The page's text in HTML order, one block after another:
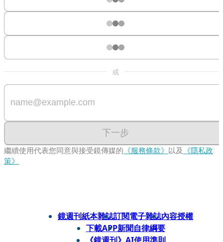
或
下一步
繼續使用代表您同意與接受鏡傳媒的 《服務條款》 以及 《隱私政
策》
鏡週刊紙本雜誌訂閱電子雜誌內容授權
下載APP新聞自律綱要